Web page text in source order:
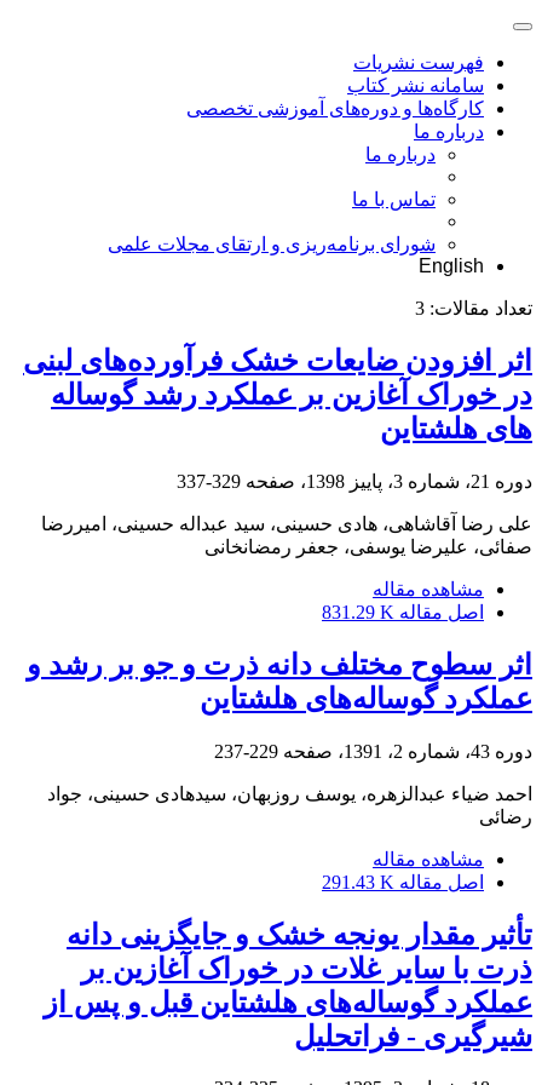
فهرست نشریات
سامانه نشر کتاب
کارگاه‌ها و دوره‌های آموزشی تخصصی
درباره ما
درباره ما
تماس با ما
شورای برنامه‌ریزی و ارتقای مجلات علمی
English
تعداد مقالات: 3
اثر افزودن ضایعات خشک فرآورده‌های لبنی
در خوراک آغازین بر عملکرد رشد گوساله
های هلشتاین
دوره 21، شماره 3، پاییز 1398، صفحه 329-337
علی رضا آقاشاهی، هادی حسینی، سید عبداله حسینی، امیررضا
صفائی، علیرضا یوسفی، جعفر رمضانخانی
مشاهده مقاله
اصل مقاله 831.29 K
اثر سطوح مختلف دانه ذرت و جو بر رشد و
عملکرد گوساله‌های هلشتاین
دوره 43، شماره 2، 1391، صفحه 229-237
احمد ضیاء عبدالزهره، یوسف روزبهان، سیدهادی حسینی، جواد
رضائی
مشاهده مقاله
اصل مقاله 291.43 K
تأثیر مقدار یونجه خشک و جایگزینی دانه
ذرت با سایر غلات در خوراک آغازین بر
عملکرد گوساله‌های هلشتاین قبل و پس از
شیرگیری - فراتحلیل